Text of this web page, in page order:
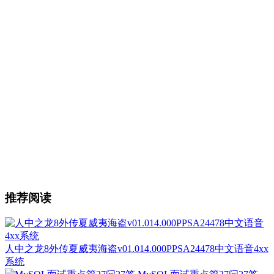
推荐阅读
人中之龙8外传夏威夷海盗v01.014.000PPSA24478中文语音4xx
系统